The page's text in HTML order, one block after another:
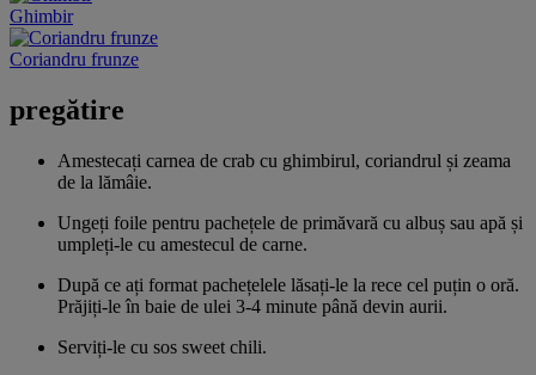
Ghimbir
Coriandru frunze
pregătire
Amestecați carnea de crab cu ghimbirul, coriandrul și zeama
de la lămâie.
Ungeți foile pentru pachețele de primăvară cu albuș sau apă și
umpleți-le cu amestecul de carne.
După ce ați format pachețelele lăsați-le la rece cel puțin o oră.
Prăjiți-le în baie de ulei 3-4 minute până devin aurii.
Serviți-le cu sos sweet chili.